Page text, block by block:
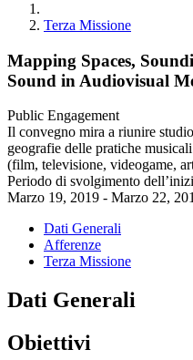
Terza Missione
Mapping Spaces,
Sound in Audiovisual
Public Engagement
Il convegno mira a riunire
geografie delle pratiche
(film, televisione, videogame,
Periodo di svolgimento
Marzo 19, 2019 - Marzo 22,
Dati Generali
Afferenze
Terza Missione
Dati Generali
Obiettivi